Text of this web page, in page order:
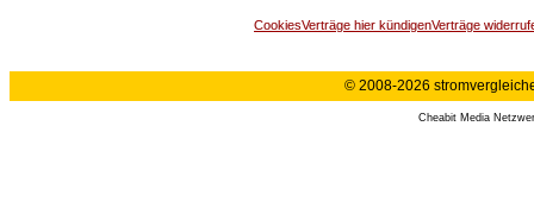
CookiesVerträge hier kündigenVerträge
© 2008-2026
Cheabit Media